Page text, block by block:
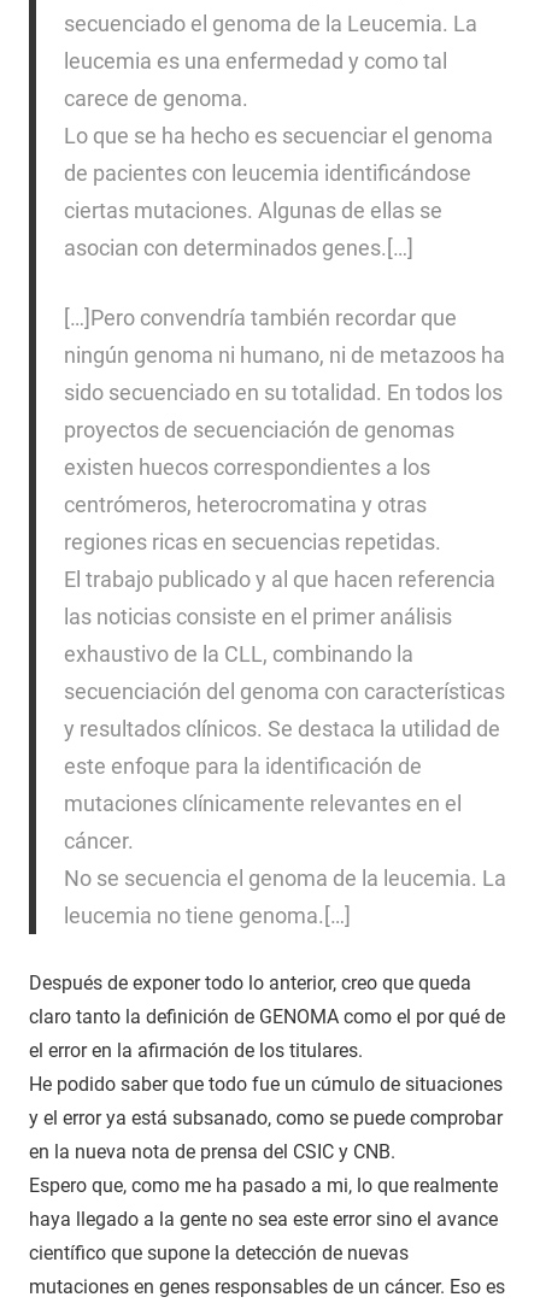
secuenciado el genoma de la Leucemia. La
leucemia es una enfermedad y como tal
carece de genoma.
Lo que se ha hecho es secuenciar el genoma
de pacientes con leucemia identificándose
ciertas mutaciones. Algunas de ellas se
asocian con determinados genes.[…]
[…]Pero convendría también recordar que
ningún genoma ni humano, ni de metazoos ha
sido secuenciado en su totalidad. En todos los
proyectos de secuenciación de genomas
existen huecos correspondientes a los
centrómeros, heterocromatina y otras
regiones ricas en secuencias repetidas.
El trabajo publicado y al que hacen referencia
las noticias consiste en el primer análisis
exhaustivo de la CLL, combinando la
secuenciación del genoma con características
y resultados clínicos. Se destaca la utilidad de
este enfoque para la identificación de
mutaciones clínicamente relevantes en el
cáncer.
No se secuencia el genoma de la leucemia. La
leucemia no tiene genoma.[…]
Después de exponer todo lo anterior, creo que queda
claro tanto la definición de GENOMA como el por qué de
el error en la afirmación de los titulares.
He podido saber que todo fue un cúmulo de situaciones
y el error ya está subsanado, como se puede comprobar
en la nueva nota de prensa del CSIC y CNB.
Espero que, como me ha pasado a mi, lo que realmente
haya llegado a la gente no sea este error sino el avance
científico que supone la detección de nuevas
mutaciones en genes responsables de un cáncer. Eso es